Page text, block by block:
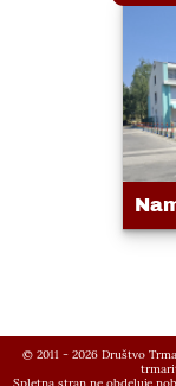
© 2011 - 2026 Društvo
Spletna stran ne obdeluje